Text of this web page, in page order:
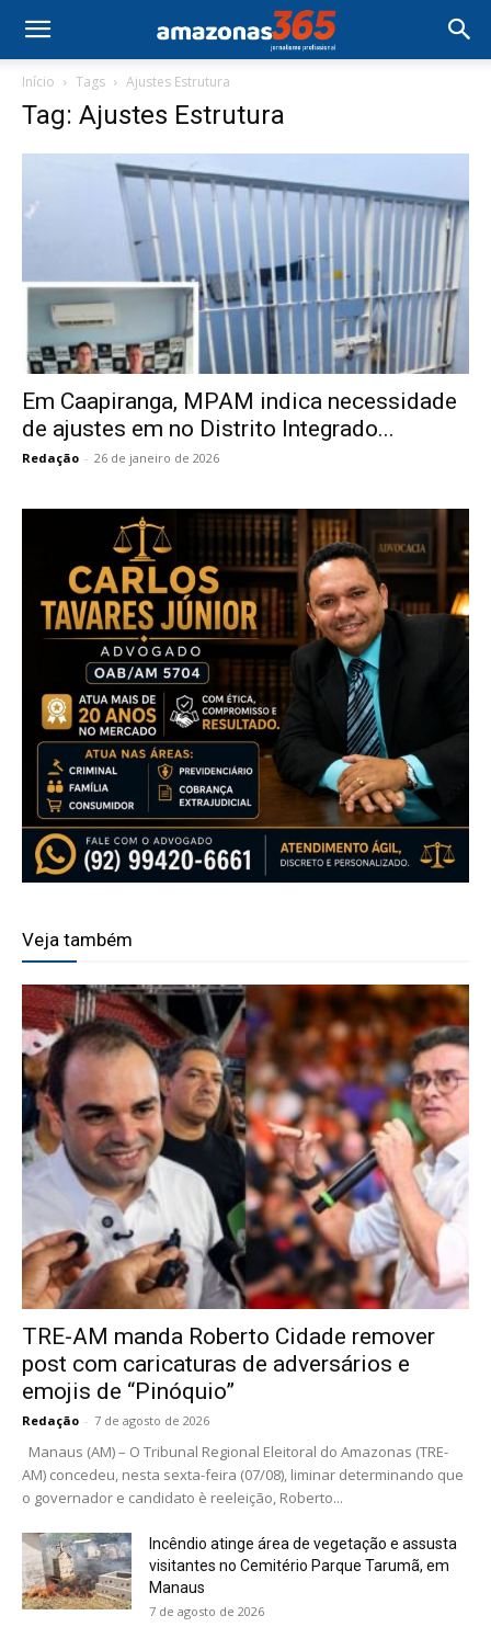
Início Tags Ajustes Estrutura
Tag: Ajustes Estrutura
Em Caapiranga, MPAM indica necessidade
de ajustes em no Distrito Integrado...
Redação - 26 de janeiro de 2026
Veja também
TRE-AM manda Roberto Cidade remover
post com caricaturas de adversários e
emojis de “Pinóquio”
Redação - 7 de agosto de 2026
Manaus (AM) – O Tribunal Regional Eleitoral do Amazonas (TRE-
AM) concedeu, nesta sexta-feira (07/08), liminar determinando que
o governador e candidato è reeleição, Roberto...
Incêndio atinge área de vegetação e assusta
visitantes no Cemitério Parque Tarumã, em
Manaus
7 de agosto de 2026